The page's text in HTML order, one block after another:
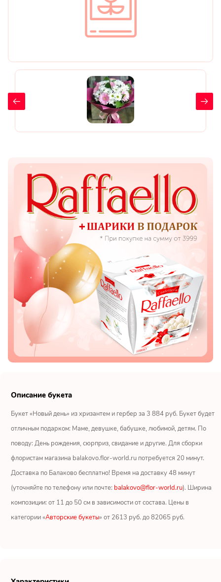
Цветы любимой
Цветы дочери
Цветы сестре
Показать еще
Цветы
Подсолнухи
Лизиантусы
Хризантемы
Лилии
Орхидеи
Ромашки
Альстромерии
Герберы
Показать еще
Описание букета
Букет «Новый день» из хризантем и гербер за 3 884 руб. Букет будет
отличным подарком: Маме, девушке, бабушке, любимой, детям. По
поводу: День рождения, сюрприз, свидание и другие. Для сборки
флористам магазина balakovo.flor-world.ru потребуется 20 минут.
Доставка по Балаково бесплатно! Время на доставку 48 минут
(уточняйте по телефону или почте: balakovo@flor-world.ru). Ширина
композиции: от 11 до 50 см в зависимости от состава. Цены в
категории «Авторские букеты» от 2613 руб. до 82065 руб.